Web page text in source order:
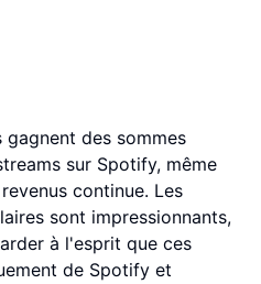
des sommes
sur Spotify, même
continue. Les
sont impressionnants,
à l'esprit que ces
de Spotify et